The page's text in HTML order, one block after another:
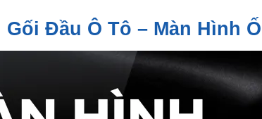
Gối Đầu Ô Tô – Màn Hình